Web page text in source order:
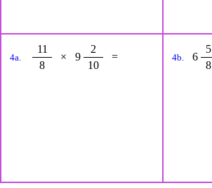
4a.
11
8
× 9
2
10
= 4b. 6
5
8